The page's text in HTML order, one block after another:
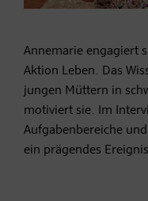
Annemarie engagiert
Aktion Leben. Das
jungen Müttern in
motiviert sie. Im
Aufgabenbereiche
ein prägendes